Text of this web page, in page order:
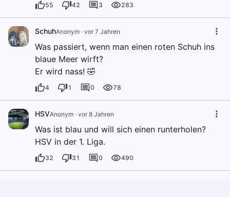
55 42 3 283
SchuhAnonym · vor 7 Jahren
Was passiert, wenn man einen roten Schuh ins
blaue Meer wirft?
Er wird nass! 🤣
4 1 0 78
HSVAnonym · vor 8 Jahren
Was ist blau und will sich einen runterholen?
HSV in der 1. Liga.
32 31 0 490